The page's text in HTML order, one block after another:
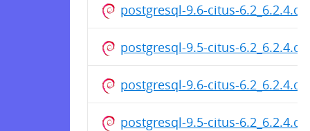
postgresql-9.6-citus-
postgresql-9.5-citus-
postgresql-9.6-citus-
postgresql-9.5-citus-